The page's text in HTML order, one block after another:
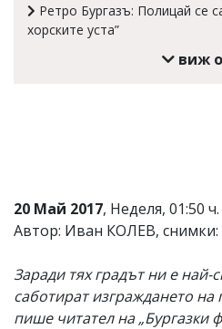
Ако
откриете
Ретро Бургазъ: Полицай се
хорските уста”
виж
20 Май 2017, Неделя, 01:50 ч.
Автор: Иван КОЛЕВ, снимки:
Заради тях градът ни е най-
саботират изграждането на
пише читател на „Бургазки